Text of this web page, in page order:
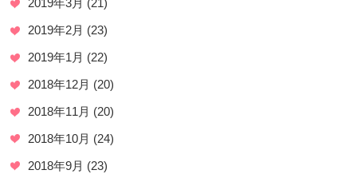
2019年3月 (21)
2019年2月 (23)
2019年1月 (22)
2018年12月 (20)
2018年11月 (20)
2018年10月 (24)
2018年9月 (23)